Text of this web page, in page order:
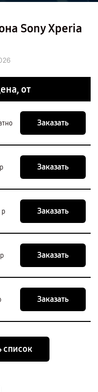
Sony Xperia
от
Заказать
Заказать
Заказать
Заказать
Заказать
список